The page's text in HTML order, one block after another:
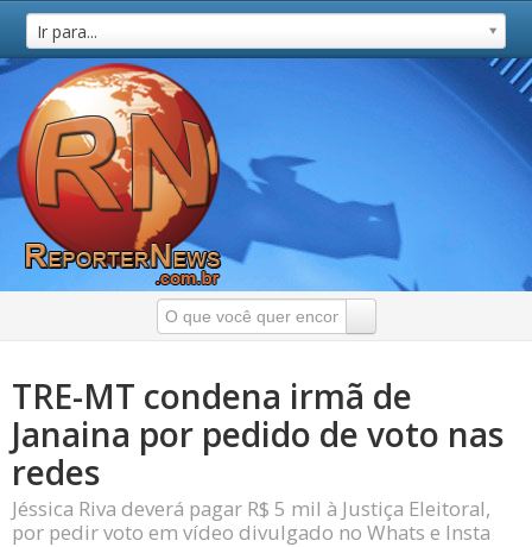
Ir para...
TRE-MT condena irmã de
Janaina por pedido de voto nas
redes
Jéssica Riva deverá pagar R$ 5 mil à Justiça Eleitoral,
por pedir voto em vídeo divulgado no Whats e Insta